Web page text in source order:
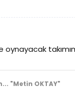
"Metin OKTAY"